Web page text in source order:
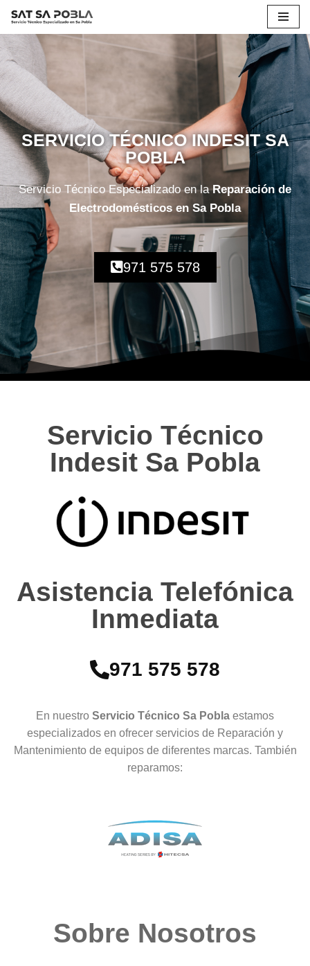
Saltar
al
contenido
SERVICIO TÉCNICO INDESIT SA
POBLA
Servicio Técnico Especializado en laReparación de
Electrodomésticos en Sa Pobla
971 575 578
Servicio Técnico
Indesit Sa Pobla
Asistencia Telefónica
Inmediata
971 575 578
En nuestro Servicio Técnico Sa Pobla estamos
especializados en ofrecer servicios de Reparación y
Mantenimiento de equipos de diferentes marcas. También
reparamos:
Sobre Nosotros